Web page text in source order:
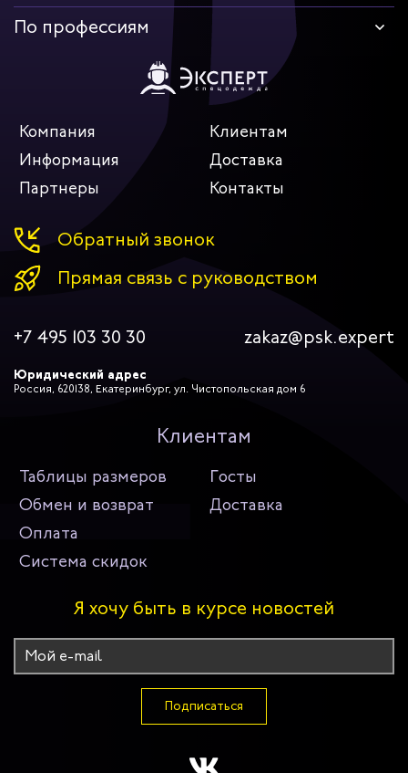
По профессиям
Компания
Клиентам
Информация
Доставка
Партнеры
Контакты
Обратный звонок
Прямая связь с руководством
+7 495 103 30 30 zakaz@psk.expert
Юридический адрес
Россия, 620138, Екатеринбург, ул. Чистопольская дом 6
Клиентам
Таблицы размеров
Госты
Обмен и возврат
Доставка
Оплата
Система скидок
Я хочу быть в курсе новостей
Подписаться